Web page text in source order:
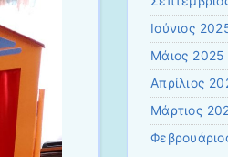
Ιούνιος
Μάιος 2025
Απρίλιος
Μάρτιος